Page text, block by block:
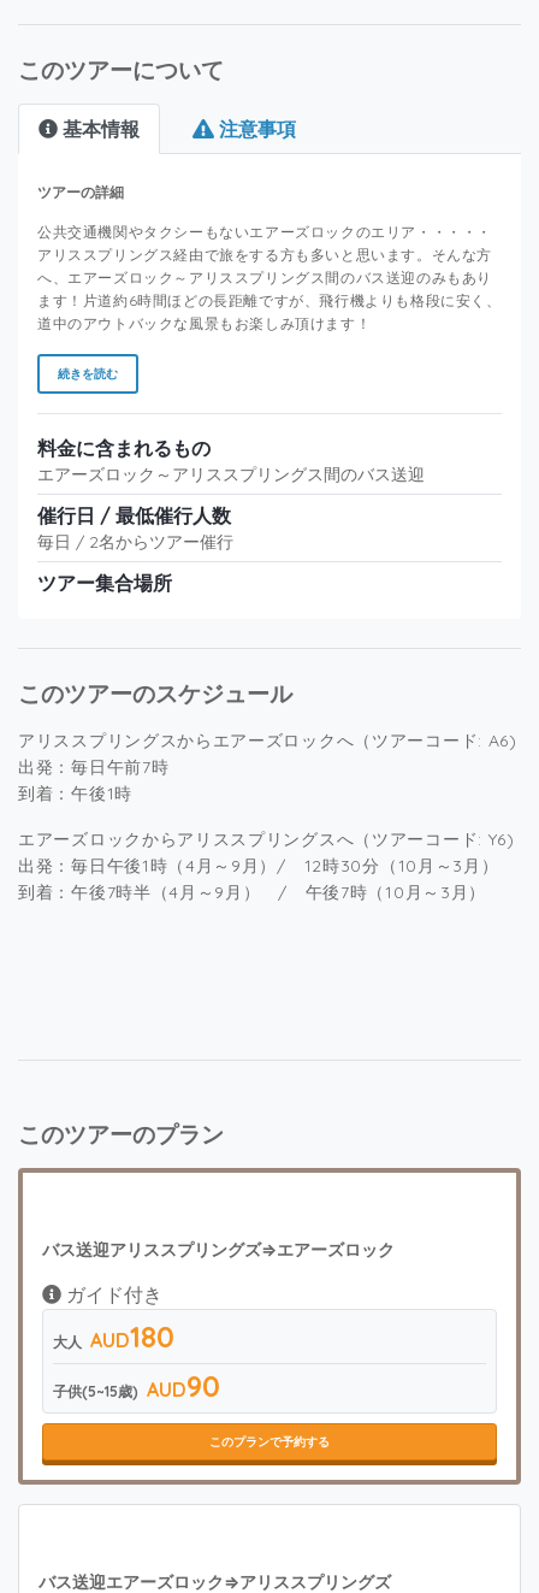
このツアーについて
基本情報 注意事項
ツアーの詳細
公共交通機関やタクシーもないエアーズロックのエリア・・・・・
アリススプリングス経由で旅をする方も多いと思います。そんな方
へ、エアーズロック～アリススプリングス間のバス送迎のみもあり
ます！片道約6時間ほどの長距離ですが、飛行機よりも格段に安く、
道中のアウトバックな風景もお楽しみ頂けます！
続きを読む
料金に含まれるもの
エアーズロック～アリススプリングス間のバス送迎
催行日 / 最低催行人数
毎日 / 2名からツアー催行
ツアー集合場所
このツアーのスケジュール
アリススプリングスからエアーズロックへ（ツアーコード: A6)
出発：毎日午前7時
到着：午後1時
エアーズロックからアリススプリングスへ（ツアーコード: Y6)
出発：毎日午後1時（4月～9月）/ 12時30分（10月～3月）
到着：午後7時半（4月～9月） / 午後7時（10月～3月）
このツアーのプラン
バス送迎アリススプリングズ⇒エアーズロック
ガイド付き
大人 AUD180
子供(5~15歳) AUD90
このプランで予約する
バス送迎エアーズロック⇒アリススプリングズ